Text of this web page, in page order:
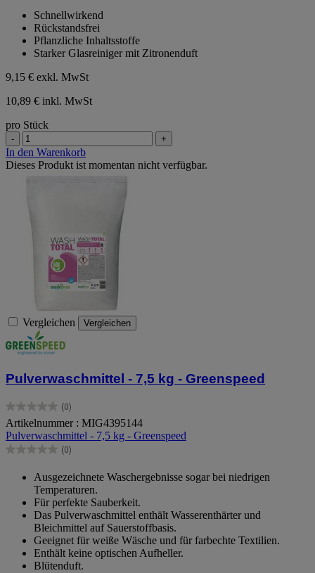
Sternen.
Schnellwirkend
Rückstandsfrei
Pflanzliche Inhaltsstoffe
Starker Glasreiniger mit Zitronenduft
9,15 € exkl. MwSt
10,89 € inkl. MwSt
pro Stück
- +
In den Warenkorb
Dieses Produkt ist momentan nicht verfügbar.
Vergleichen Vergleichen
Pulverwaschmittel - 7,5 kg - Greenspeed
(0)
0.0
von
5
Sternen.
Artikelnummer : MIG4395144
Pulverwaschmittel - 7,5 kg - Greenspeed
(0)
0.0
Sternen.
Ausgezeichnete Waschergebnisse sogar bei niedrigen
Temperaturen.
Für perfekte Sauberkeit.
Das Pulverwaschmittel enthält Wasserenthärter und
Bleichmittel auf Sauerstoffbasis.
Geeignet für weiße Wäsche und für farbechte Textilien.
Enthält keine optischen Aufheller.
Blütenduft.